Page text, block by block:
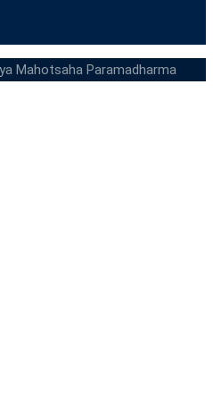
Mahotsaha Paramadharma